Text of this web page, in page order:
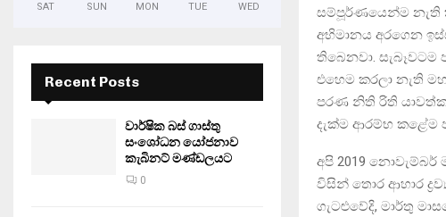
සම්පූර්ණයෙන්ම නැති
අභිමානය අරගෙන
තිබෙනවා.
එහෙම කරලා නැති
පරණ නිති රිති
දැක්ම ආරම්භ කළේම
අපි 2019 නොවැම්බර්
විසින් තොර ආහාර
ගැටළුවේදි, මාර්තු
SAT SUN MON TUE WED
Recent Posts
වාර්ෂික බස් ගාස්තු
සංශෝධන යෝජනාව
කැබිනට් මණ්ඩලයට
0